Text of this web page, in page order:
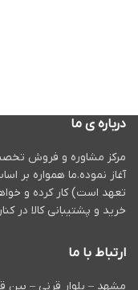
درباره ی ما
آغاز نموده.ما همواره
تعهد است) کار کرده و
خرید و پشتیبانی کالا در
ارتباط با ما
مشهد – بلوار قرنی – بین قرنی ۳۳و۳۵ –